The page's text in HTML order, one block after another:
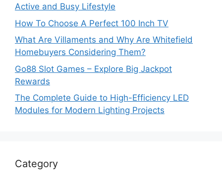
Active and Busy Lifestyle
How To Choose A Perfect 100 Inch TV
What Are Villaments and Why Are Whitefield
Homebuyers Considering Them?
Go88 Slot Games – Explore Big Jackpot
Rewards
The Complete Guide to High-Efficiency LED
Modules for Modern Lighting Projects
Category